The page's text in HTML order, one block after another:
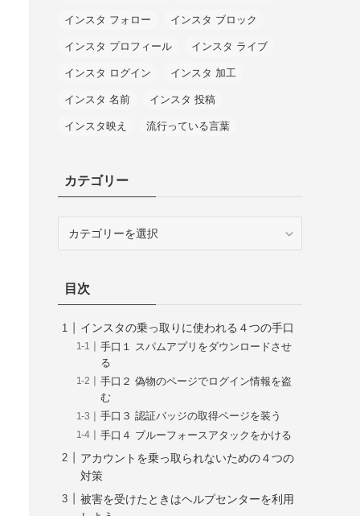
インスタ フォロー インスタ ブロック
インスタ プロフィール インスタ ライブ
インスタ ログイン インスタ 加工
インスタ 名前 インスタ 投稿
インスタ映え 流行っている言葉
カテゴリー
ー目次
インスタの乗っ取りに使われる４つの手口
手口１ スパムアプリをダウンロードさせ
る
手口２ 偽物のページでログイン情報を盗
む
手口３ 認証バッジの取得ページを装う
手口４ ブルーフォースアタックをかける
アカウントを乗っ取られないための４つの
対策
被害を受けたときはヘルプセンターを利用